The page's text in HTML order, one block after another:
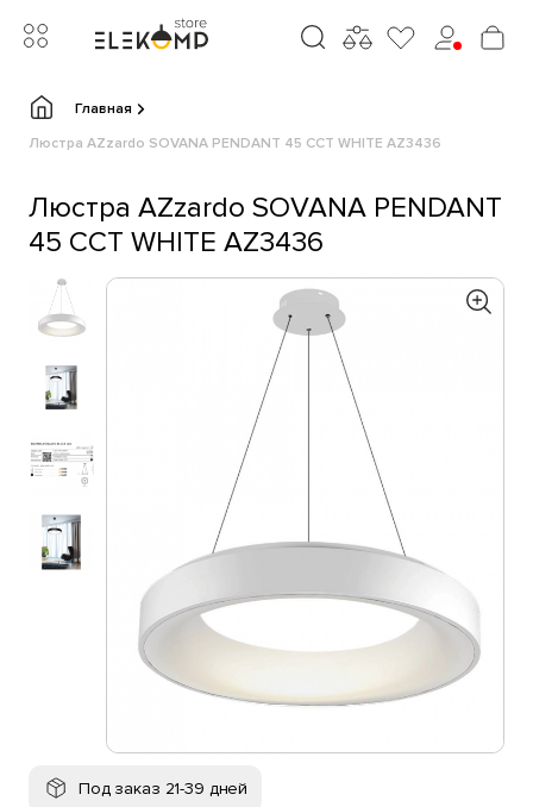
Главная
Люстра AZzardo SOVANA PENDANT 45 CCT WHITE AZ3436
Люстра AZzardo SOVANA PENDANT
45 CCT WHITE AZ3436
Под заказ 21-39 дней